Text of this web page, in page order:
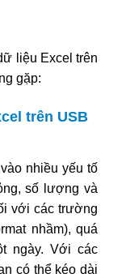
liệu Excel trên
gặp:
trên USB
nhiều yếu tố
số lượng và
với các trường
nhầm), quá
ngày. Với các
có thể kéo dài